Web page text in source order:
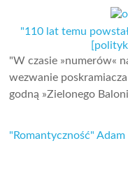
"110 lat temu
"W czasie »numerów«
wezwanie
godną »Zielonego
"Romantyczność"